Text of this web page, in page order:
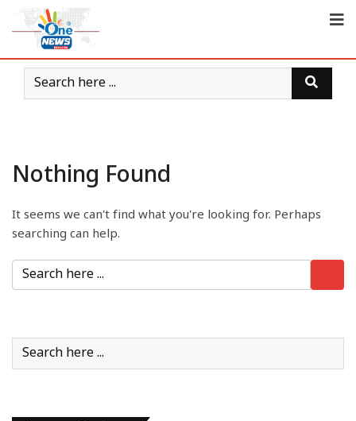
Nothing Found
It seems we can't find what you're looking for. Perhaps
searching can help.